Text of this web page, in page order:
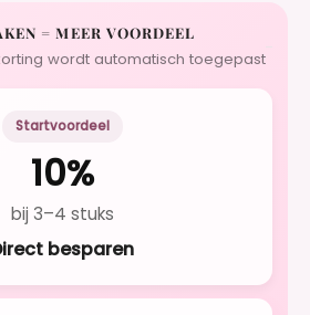
= MEER VOORDEEL
wordt automatisch toegepast
Startvoordeel
10%
bij 3–4 stuks
besparen